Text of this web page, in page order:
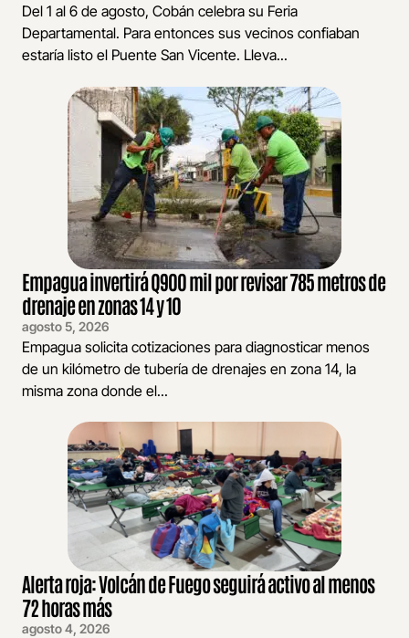
Del 1 al 6 de agosto, Cobán celebra su Feria
Departamental. Para entonces sus vecinos confiaban
estaría listo el Puente San Vicente. Lleva...
Empagua invertirá Q900 mil por revisar 785 metros de
drenaje en zonas 14 y 10
agosto 5, 2026
Empagua solicita cotizaciones para diagnosticar menos
de un kilómetro de tubería de drenajes en zona 14, la
misma zona donde el...
Alerta roja: Volcán de Fuego seguirá activo al menos
72 horas más
agosto 4, 2026